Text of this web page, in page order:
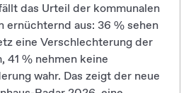
das Urteil der kommunalen
ernüchternd aus: 36 % sehen
eine Verschlechterung der
41 % nehmen keine
wahr. Das zeigt der neue